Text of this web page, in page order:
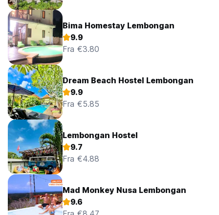
Bima Homestay Lembongan
9.9
Fra €3.80
Dream Beach Hostel Lembongan
9.9
Fra €5.85
Lembongan Hostel
9.7
Fra €4.88
Mad Monkey Nusa Lembongan
9.6